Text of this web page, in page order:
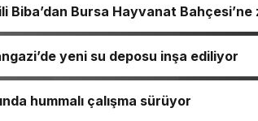
Biba’dan Bursa Hayvanat
yeni su deposu inşa ediliyor
hummalı çalışma sürüyor